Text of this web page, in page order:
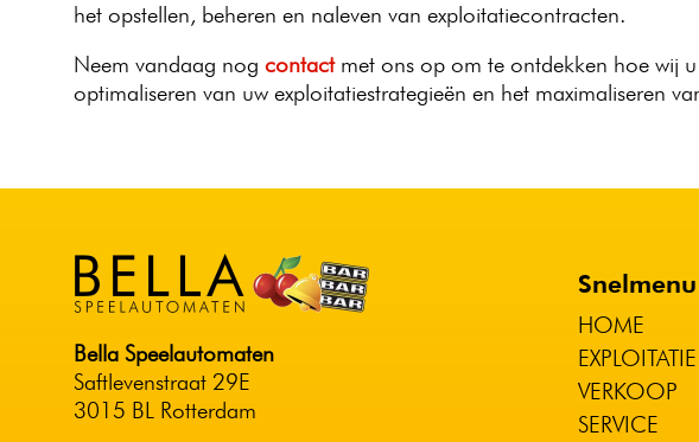
het opstellen, beheren en naleven van exploitatiecontracten.
Neem vandaag nog contactmet ons op om te ontdekken hoe wij
optimaliseren van uw exploitatiestrategieën en het maximaliseren
Bella Speelautomaten
Saftlevenstraat 29E
3015 BL Rotterdam
Snelmenu
HOME
EXPLOITATIE
VERKOOP
SERVICE